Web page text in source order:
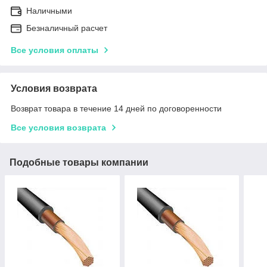
Наличными
Безналичный расчет
Все условия оплаты
Условия возврата
Возврат товара в течение 14 дней по договоренности
Все условия возврата
Подобные товары компании